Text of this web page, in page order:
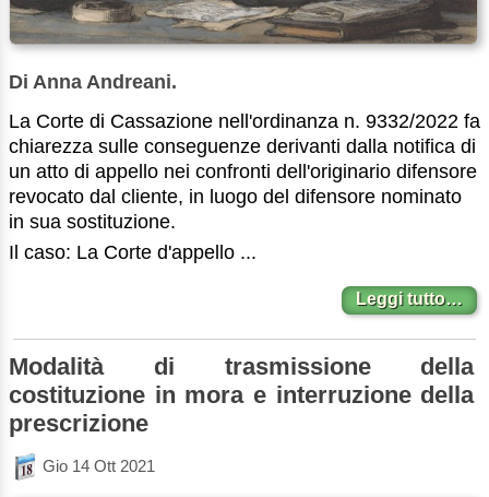
Di Anna Andreani.
La Corte di Cassazione nell'ordinanza n. 9332/2022 fa
chiarezza sulle conseguenze derivanti dalla notifica di
un atto di appello nei confronti dell'originario difensore
revocato dal cliente, in luogo del difensore nominato
in sua sostituzione.
Il caso: La Corte d'appello ...
Leggi tutto…
Modalità di trasmissione della
costituzione in mora e interruzione della
prescrizione
Gio 14 Ott 2021